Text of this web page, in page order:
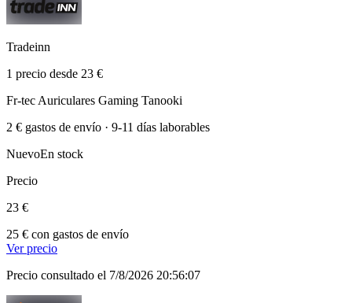
Tradeinn
1 precio desde 23 €
Fr-tec Auriculares Gaming Tanooki
2 € gastos de envío · 9-11 días laborables
NuevoEn stock
Precio
23 €
25 € con gastos de envío
Ver precio
Precio consultado el 7/8/2026 20:56:07